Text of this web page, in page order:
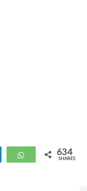
Telegram WhatsApp
634
SHARES